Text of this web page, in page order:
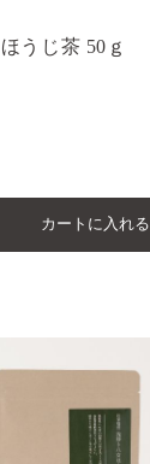
うじ茶 50ｇ
カートに入れる